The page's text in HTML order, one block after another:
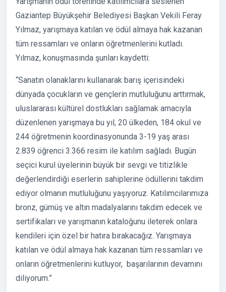
Gaziantep Büyükşehir Belediyesi Başkan Vekili Feray
Yılmaz, yarışmaya katılan ve ödül almaya hak kazanan
tüm ressamları ve onların öğretmenlerini kutladı.
Yılmaz, konuşmasında şunları kaydetti:
“Sanatın olanaklarını kullanarak barış içerisindeki
dünyada çocukların ve gençlerin mutluluğunu arttırmak,
uluslararası kültürel dostlukları sağlamak amacıyla
düzenlenen yarışmaya bu yıl, 20 ülkeden, 184 okul ve
244 öğretmenin koordinasyonunda 3-19 yaş arası
2.839 öğrenci 3.366 resim ile katılım sağladı. Bugün
seçici kurul üyelerinin büyük bir sevgi ve titizlikle
değerlendirdiği eserlerin sahiplerine ödüllerini takdim
ediyor olmanın mutluluğunu yaşıyoruz. Katılımcılarımıza
bronz, gümüş ve altın madalyalarını takdim edecek ve
sertifikaları ve yarışmanın kataloğunu ileterek onlara
kendileri için özel bir hatıra bırakacağız. Yarışmaya
katılan ve ödül almaya hak kazanan tüm ressamları ve
onların öğretmenlerini kutluyor, başarılarının devamını
diliyorum.”